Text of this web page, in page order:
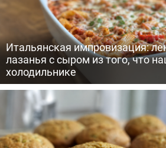
Итальянская импровизация:
лазанья с сыром из того, что
холодильнике